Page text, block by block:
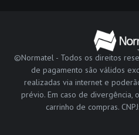
©Normatel - Todos os direitos
de pagamento são válidos
realizadas via internet e
prévio. Em caso de
carrinho de compras.